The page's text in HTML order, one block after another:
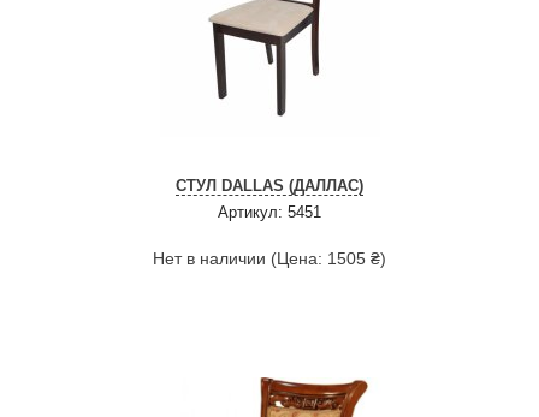
СТУЛ DALLAS (ДАЛЛАС)
Артикул: 5451
Нет в наличии (Цена: 1505 ₴)